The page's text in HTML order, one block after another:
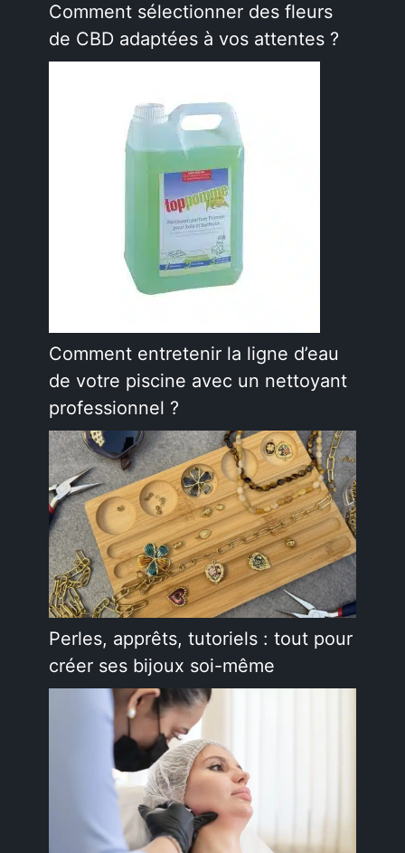
Comment sélectionner des fleurs
de CBD adaptées à vos attentes ?
Comment entretenir la ligne d’eau
de votre piscine avec un nettoyant
professionnel ?
Perles, apprêts, tutoriels : tout pour
créer ses bijoux soi-même